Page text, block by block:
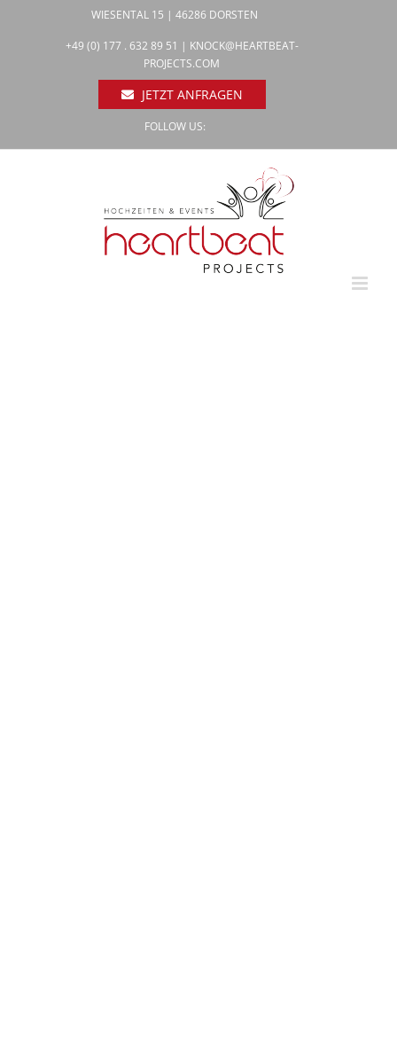
WIESENTAL 15 | 46286 DORSTEN
+49 (0) 177 . 632 89 51 | KNOCK@HEARTBEAT-
PROJECTS.COM
JETZT ANFRAGEN
FOLLOW US: